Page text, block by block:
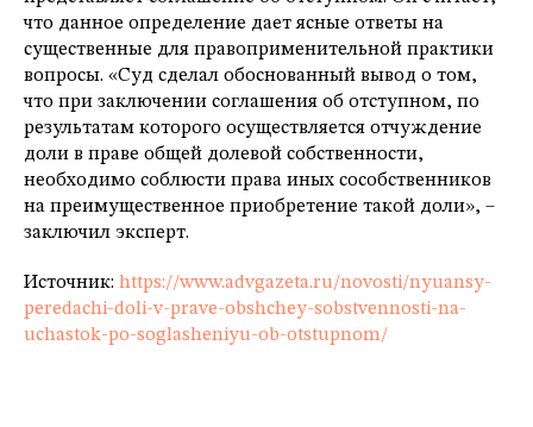
что данное определение дает ясные ответы на
существенные для правоприменительной практики
вопросы. «Суд сделал обоснованный вывод о том,
что при заключении соглашения об отступном, по
результатам которого осуществляется отчуждение
доли в праве общей долевой собственности,
необходимо соблюсти права иных сособственников
на преимущественное приобретение такой доли», –
заключил эксперт.
Источник: https://www.advgazeta.ru/novosti/nyuansy-
peredachi-doli-v-prave-obshchey-sobstvennosti-na-
uchastok-po-soglasheniyu-ob-otstupnom/